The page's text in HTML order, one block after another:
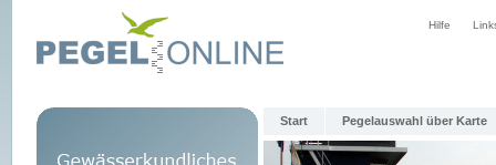
Hilfe
Start Pegelauswahl über Karte